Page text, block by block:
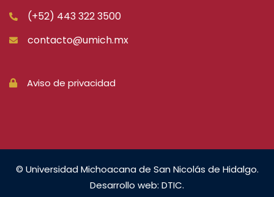
(+52) 443 322 3500
contacto@umich.mx
Aviso de privacidad
© Universidad Michoacana de San Nicolás de Hidalgo.
Desarrollo web: DTIC.